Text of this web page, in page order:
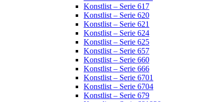
Konstlist – Serie 617
Konstlist – Serie 620
Konstlist – Serie 621
Konstlist – Serie 624
Konstlist – Serie 625
Konstlist – Serie 657
Konstlist – Serie 660
Konstlist – Serie 666
Konstlist – Serie 6701
Konstlist – Serie 6704
Konstlist – Serie 679